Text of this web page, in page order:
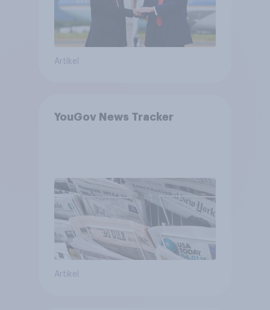
Artikel
YouGov News Tracker
Artikel